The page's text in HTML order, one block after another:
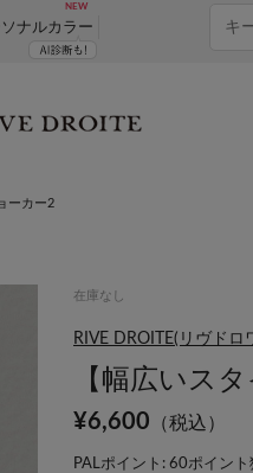
ナルカラー
ーカー2
在庫なし
RIVE DROITE(リヴドロ
【幅広いス
¥6,600 （税込）
PALポイント: 60ポイント